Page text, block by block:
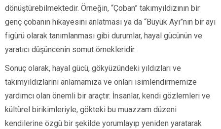
dönüştürebilmektedir. Örneğin, “Çoban” takımyıldızının bir
genç çobanın hikayesini anlatması ya da “Büyük Ayı”nın bir ayı
figürü olarak tanımlanması gibi durumlar, hayal gücünün ve
yaratıcı düşüncenin somut örnekleridir.
Sonuç olarak, hayal gücü, gökyüzündeki yıldızları ve
takımyıldızlarını anlamamıza ve onları isimlendirmemize
yardımcı olan önemli bir araçtır. İnsanlar, kendi gözlemleri ve
kültürel birikimleriyle, gökteki bu muazzam düzeni
kendilerine özgü bir şekilde yorumlayıp yeniden yaratarak